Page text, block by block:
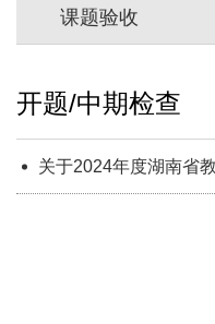
课题验收
开题/中期检查
您的当
关于2024年度湖南省
者协会课题开题的通知